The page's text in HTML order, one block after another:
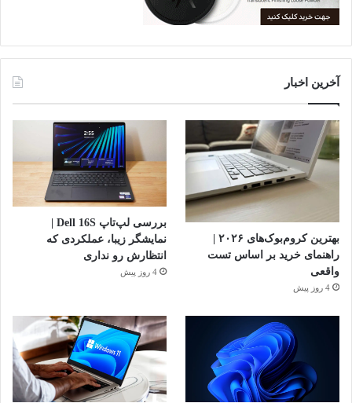
آخرین اخبار
راهنمای خرید بر اساس تست
واقعی
4 روز پیش
نمایشگر زیبا، عملکردی که
انتظارش رو نداری
4 روز پیش